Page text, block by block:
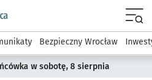
podserwis: Dla mieszkańca
Bezpieczny Wrocław
w sobotę, 8 sierpnia